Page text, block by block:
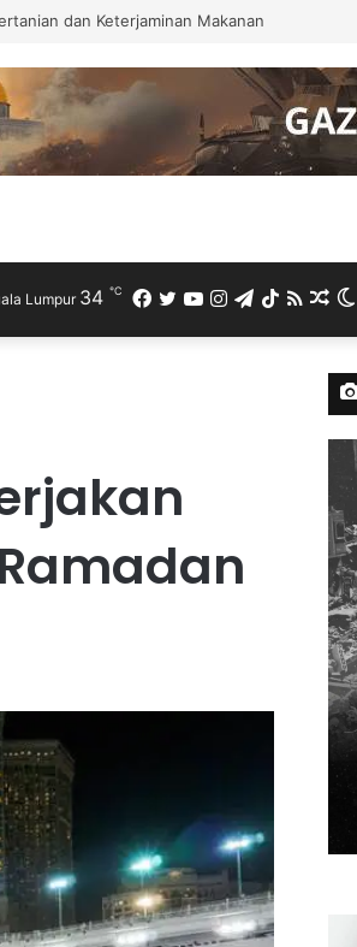
Plot Gagal Guling Kerajaan Iran
RSS
TikTok
Telegram
Instagram
YouTube
Twitter
Facebook
Lumpur 34 ℃